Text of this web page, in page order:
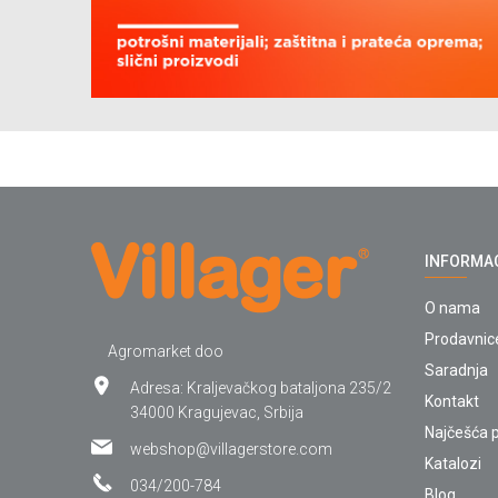
Agromarket doo
Adresa: Kraljevačkog bataljona 235/2
34000 Kragujevac, Srbija
webshop@villagerstore.com
034/200-784
O nama
Saradnja
Kontakt
Najčešća
Katalozi